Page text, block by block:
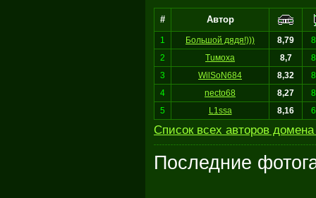
# Автор
1 Большой дядя!))) 8,79
2
Tuмoxa 8,7
3
WilSoN684 8,32
4
necto68 8,27
5
L1ssa 8,16
Список всех авторов
Последние